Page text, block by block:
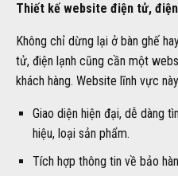
Thiết kế website điện tử,
Không chỉ dừng lại ở bàn ghế
tử, điện lạnh cũng cần một
khách hàng. Website lĩnh vực
Giao diện hiện đại, dễ dàng
hiệu, loại sản phẩm.
Tích hợp thông tin về bảo